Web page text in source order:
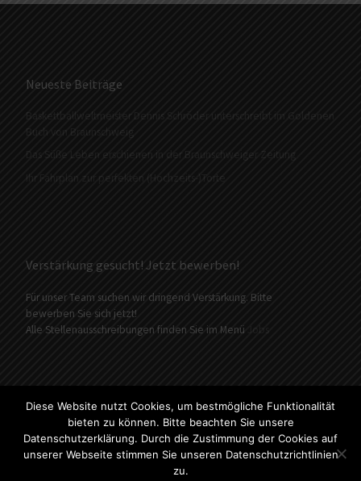
Neueste Beiträge
Baskettballweltmeister Dennis Schröder unterschreibt im Goldenen
Buch von Braunschweig
Das Süße Leben erschienen in der Braunschweiger Zeitung
Ihr Fahrplan zur perfekten (Hochzeits-)Torte
Verstärkung gesucht! Jetzt bewerben!
Für unser Team suchen wir dringend Verstärkung. Bitte
bewerben Sie sich jetzt!
Alle Stellenausschreibungen finden Sie im Menü
Jobs
© 2026Konditorei Süßes Leben– Alle Rechte vorbehalten
Präsentiert von WP – Entworfen mit demCustomizr-Theme
Diese Website nutzt Cookies, um bestmögliche Funktionalität
bieten zu können. Bitte beachten Sie unsere
Datenschutzerklärung. Durch die Zustimmung der Cookies auf
unserer Webseite stimmen Sie unseren Datenschutzrichtlinien
zu.